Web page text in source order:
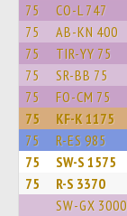
75 CO-L 747
75 AB-KN 400
75 TIR-YY 75
75 SR-BB 75
75 FO-CM 75
75 KF-K 1175
75 R-ES 985
75 SW-S 1575
75 R-S 3370
SW-GX 3000